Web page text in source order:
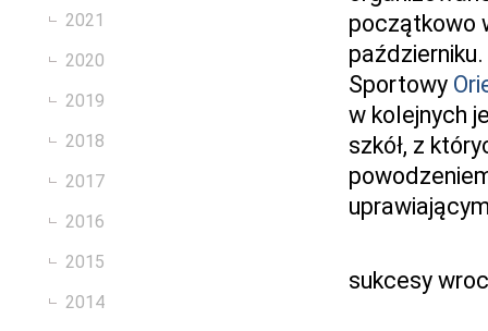
2021
2020
2019
2018
2017
2016
2015
2014
początkowo
Sportowy
w kolejnych
szkół, z
sukcesy